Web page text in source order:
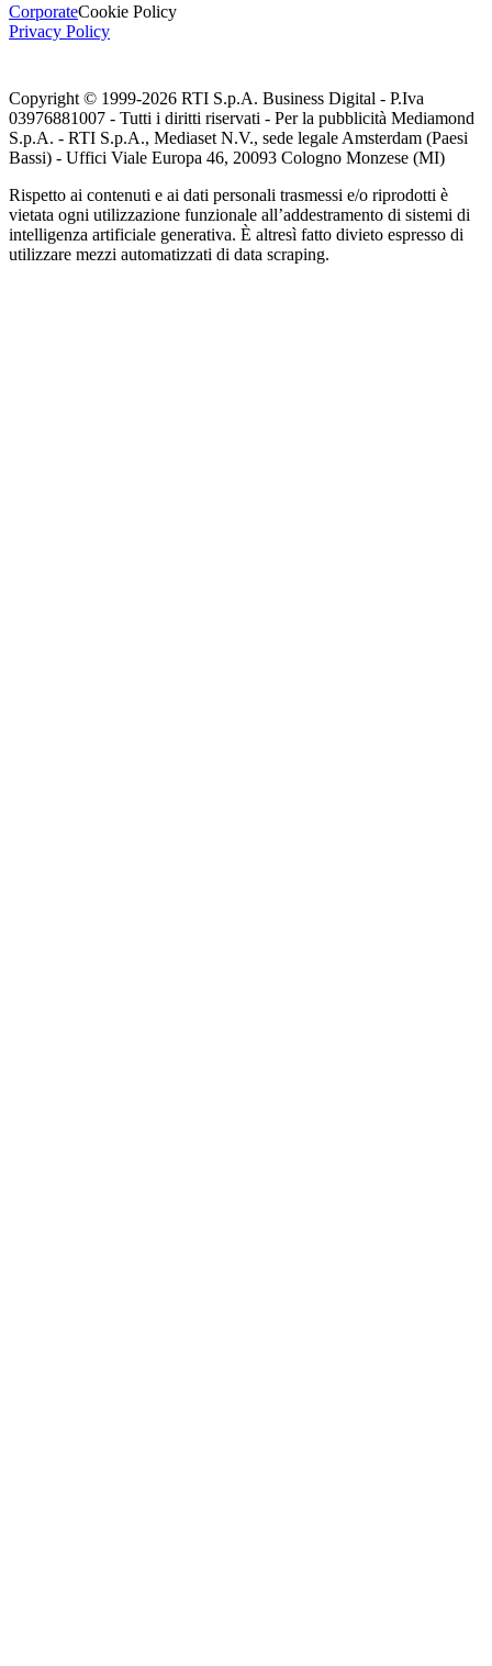
CorporateCookie Policy
Privacy Policy
Copyright © 1999-2026 RTI S.p.A. Business Digital - P.Iva
03976881007 - Tutti i diritti riservati - Per la pubblicità Mediamond
S.p.A. - RTI S.p.A., Mediaset N.V., sede legale Amsterdam (Paesi
Bassi) - Uffici Viale Europa 46, 20093 Cologno Monzese (MI)
Rispetto ai contenuti e ai dati personali trasmessi e/o riprodotti è
vietata ogni utilizzazione funzionale all’addestramento di sistemi di
intelligenza artificiale generativa. È altresì fatto divieto espresso di
utilizzare mezzi automatizzati di data scraping.